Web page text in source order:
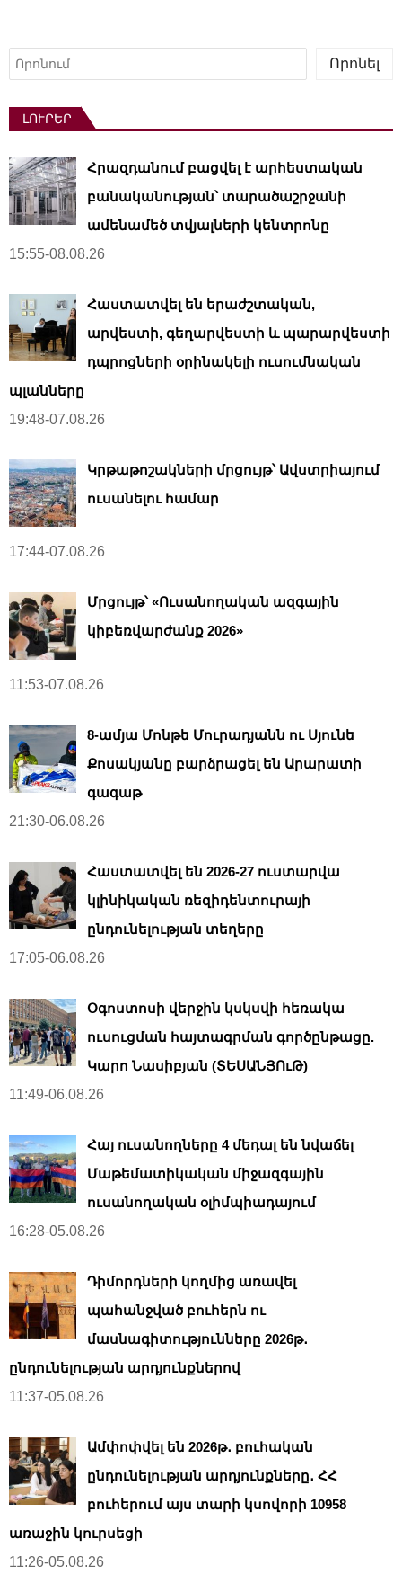
Որոնել
Որոնել
ԼՈՒՐԵՐ
Հրազդանում բացվել է արհեստական ​​
բանականության՝ տարածաշրջանի
ամենամեծ տվյալների կենտրոնը
15:55-08.08.26
Հաստատվել են երաժշտական,
արվեստի, գեղարվեստի և պարարվեստի
դպրոցների օրինակելի ուսումնական
պլանները
19:48-07.08.26
Կրթաթոշակների մրցույթ՝ Ավստրիայում
ուսանելու համար
17:44-07.08.26
Մրցույթ՝ «Ուսանողական ազգային
կիբեռվարժանք 2026»
11:53-07.08.26
8-ամյա Մոնթե Մուրադյանն ու Սյունե
Քոսակյանը բարձրացել են Արարատի
գագաթ
21:30-06.08.26
Հաստատվել են 2026-27 ուստարվա
կլինիկական ռեզիդենտուրայի
ընդունելության տեղերը
17:05-06.08.26
Օգոստոսի վերջին կսկսվի հեռակա
ուսուցման հայտագրման գործընթացը.
Կարո Նասիբյան (ՏԵՍԱՆՅՈւԹ)
11:49-06.08.26
Հայ ուսանողները 4 մեդալ են նվաճել
Մաթեմատիկական միջազգային
ուսանողական օլիմպիադայում
16:28-05.08.26
Դիմորդների կողմից առավել
պահանջված բուհերն ու
մասնագիտությունները 2026թ․
ընդունելության արդյունքներով
11:37-05.08.26
Ամփոփվել են 2026թ․ բուհական
ընդունելության արդյունքները․ ՀՀ
բուհերում այս տարի կսովորի 10958
առաջին կուրսեցի
11:26-05.08.26